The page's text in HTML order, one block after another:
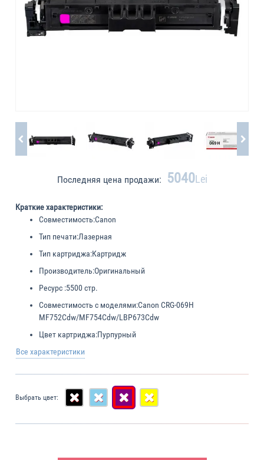
Последняя цена продажи: 5040Lei
Краткие характеристики:
Совместимость:Canon
Тип печати:Лазерная
Тип картриджа:Картридж
Производитель:Оригинальный
Ресурс :5500 стр.
Совместимость с моделями:Canon CRG-069H
MF752Cdw/MF754Cdw/LBP673Cdw
Цвет картриджа:Пурпурный
Все характеристики
Выбрать цвет: